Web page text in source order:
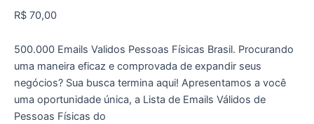
R$ 70,00
500.000 Emails Validos Pessoas Físicas Brasil. Procurando
uma maneira eficaz e comprovada de expandir seus
negócios? Sua busca termina aqui! Apresentamos a você
uma oportunidade única, a Lista de Emails Válidos de
Pessoas Físicas do